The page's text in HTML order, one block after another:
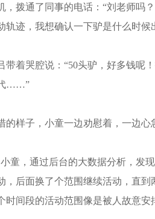
，拨通了同事的电话：“刘老师吗
轨迹，我想确认一下驴是什么时
着哭腔说：“50头驴，好多钱呢
代……”
子，小童一边劝慰着，一边心
，通过后台的大数据分析，发现
，后面换了个范围继续活动，直
时间段的活动范围像是被人故意